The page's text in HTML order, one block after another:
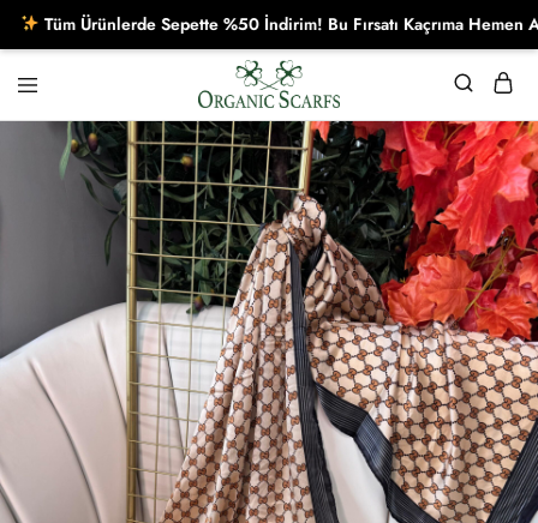
Organikscarf
Tüm Ürünlerde Sepette %50 İndirim! Bu Fırsatı Kaçrıma Hemen